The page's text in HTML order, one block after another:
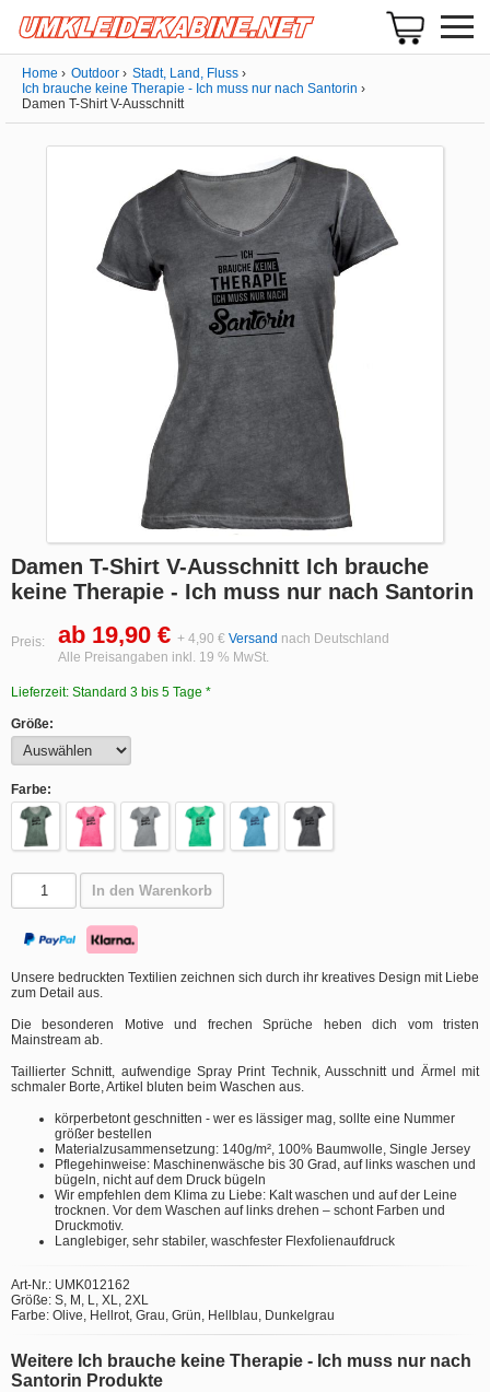
Home Outdoor
Stadt, Land, Fluss
Ich brauche keine Therapie - Ich muss nur nach Santorin
Damen T-Shirt V-Ausschnitt
Damen T-Shirt V-Ausschnitt Ich brauche
keine Therapie - Ich muss nur nach Santorin
Preis: ab 19,90 € + 4,90 € Versand nach Deutschland
Alle Preisangaben inkl. 19 % MwSt.
Lieferzeit: Standard 3 bis 5 Tage *
Größe:
Farbe:
In den Warenkorb
Unsere bedruckten Textilien zeichnen sich durch ihr kreatives Design mit Liebe
zum Detail aus.
Die besonderen Motive und frechen Sprüche heben dich vom tristen
Mainstream ab.
Taillierter Schnitt, aufwendige Spray Print Technik, Ausschnitt und Ärmel mit
schmaler Borte, Artikel bluten beim Waschen aus.
körperbetont geschnitten - wer es lässiger mag, sollte eine Nummer
größer bestellen
Materialzusammensetzung: 140g/m², 100% Baumwolle, Single Jersey
Pflegehinweise: Maschinenwäsche bis 30 Grad, auf links waschen und
bügeln, nicht auf dem Druck bügeln
Wir empfehlen dem Klima zu Liebe: Kalt waschen und auf der Leine
trocknen. Vor dem Waschen auf links drehen – schont Farben und
Druckmotiv.
Langlebiger, sehr stabiler, waschfester Flexfolienaufdruck
Art-Nr.: UMK012162
Größe: S, M, L, XL, 2XL
Farbe: Olive, Hellrot, Grau, Grün, Hellblau, Dunkelgrau
Weitere Ich brauche keine Therapie - Ich muss nur nach
Santorin Produkte